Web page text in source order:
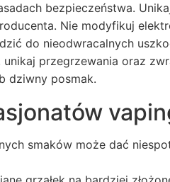
bezpieczeństwa.
Nie modyfikuj
do nieodwracalnych
przegrzewania oraz
dziwny posmak.
smaków może dać